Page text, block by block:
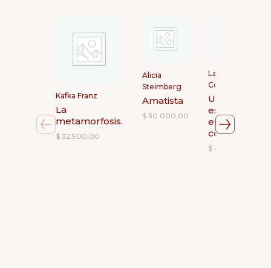
Kafka Franz
La
metamorfosis.
$ 32.900,00
Alicia
Steimberg
Amatista
$ 30.000,00
Laurie
Colwin
Una
escritora
en la
cocina
$ 43.900,00